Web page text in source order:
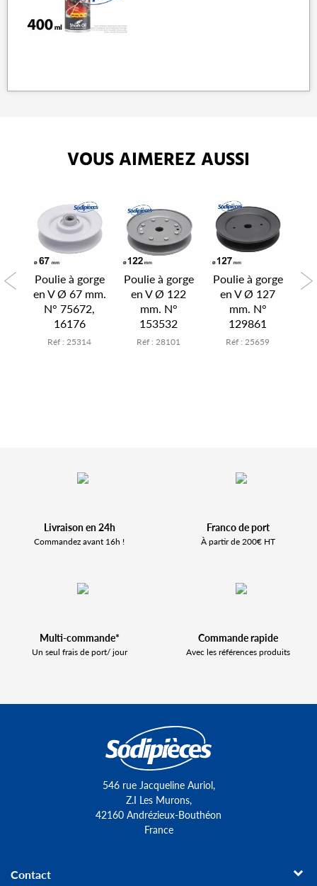
VOUS AIMEREZ AUSSI
Poulie à gorge
en V Ø 67 mm.
N° 75672,
16176
Réf : 25314
Poulie à gorge
en V Ø 122
mm. N°
153532
Réf : 28101
Poulie à gorge
en V Ø 127
mm. N°
129861
Réf : 25659
Livraison en 24h
Commandez avant 16h !
Franco de port
À partir de 200€ HT
Multi-commande*
Un seul frais de port/ jour
Commande rapide
Avec les références produits
546 rue Jacqueline Auriol,
Z.I Les Murons,
42160 Andrézieux-Bouthéon
France
Contact